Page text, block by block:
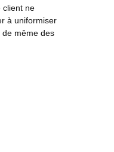
client ne
à uniformiser
de même des